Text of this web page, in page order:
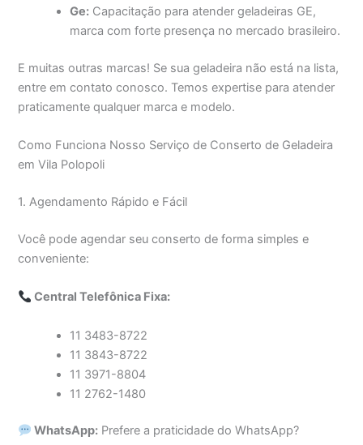
Ge: Capacitação para atender geladeiras GE,
marca com forte presença no mercado brasileiro.
E muitas outras marcas! Se sua geladeira não está na lista,
entre em contato conosco. Temos expertise para atender
praticamente qualquer marca e modelo.
Como Funciona Nosso Serviço de Conserto de Geladeira
em Vila Polopoli
1. Agendamento Rápido e Fácil
Você pode agendar seu conserto de forma simples e
conveniente:
Central Telefônica Fixa:
11 3483-8722
11 3843-8722
11 3971-8804
11 2762-1480
WhatsApp: Prefere a praticidade do WhatsApp?